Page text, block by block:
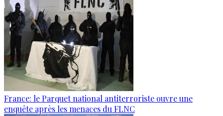
France: le Parquet national antiterroriste ouvre une
enquête après les menaces du FLNC